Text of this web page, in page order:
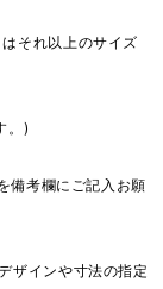
それ以上のサイズ
。)
考欄にご記入お願
ザインや寸法の指定